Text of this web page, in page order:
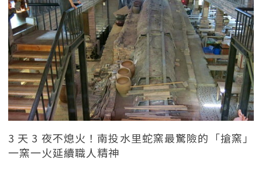
3 天 3 夜不熄火！南投水里蛇窯最驚險的「搶窯」
一窯一火延續職人精神